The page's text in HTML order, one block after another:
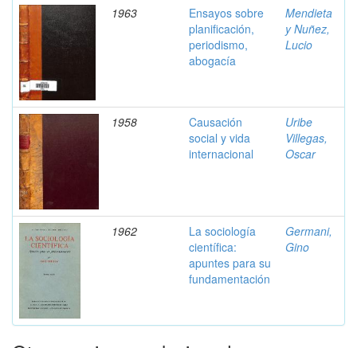
1963
Ensayos sobre
planificación,
periodismo,
abogacía
Mendieta
y Nuñez,
Lucio
1958
Causación
social y vida
internacional
Uribe
Villegas,
Oscar
1962
La sociología
científica:
apuntes para su
fundamentación
Germani,
Gino